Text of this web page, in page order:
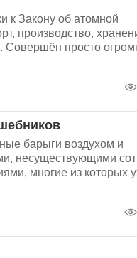
к Закону об атомной
производство,
Совершён просто
барыги воздухом и
несуществующими
многие из которых